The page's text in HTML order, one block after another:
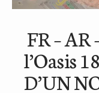
FR – AR
l’Oasis
D’UN